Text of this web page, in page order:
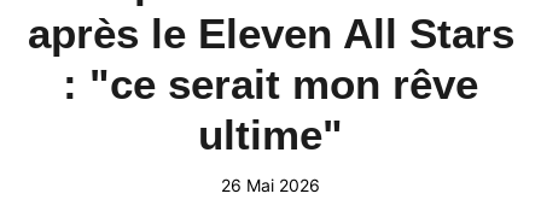
après le Eleven All Stars
: "ce serait mon rêve
ultime"
26 Mai 2026